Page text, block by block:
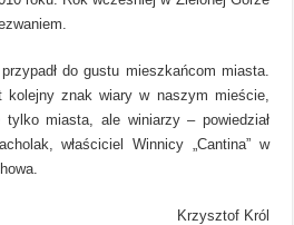
do gustu mieszkańcom miasta.
znak wiary w naszym mieście,
miasta, ale winiarzy – powiedział
właściciel Winnicy „Cantina” w
Krzysztof Król